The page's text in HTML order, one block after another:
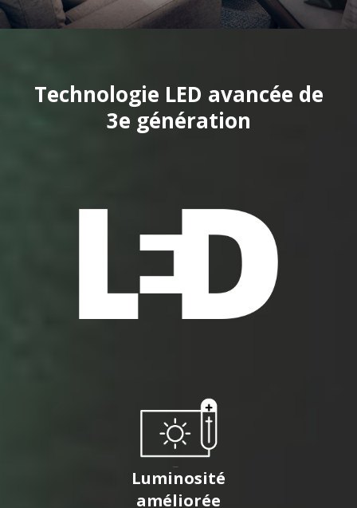
Technologie LED avancée de
3e génération
Luminosité
améliorée